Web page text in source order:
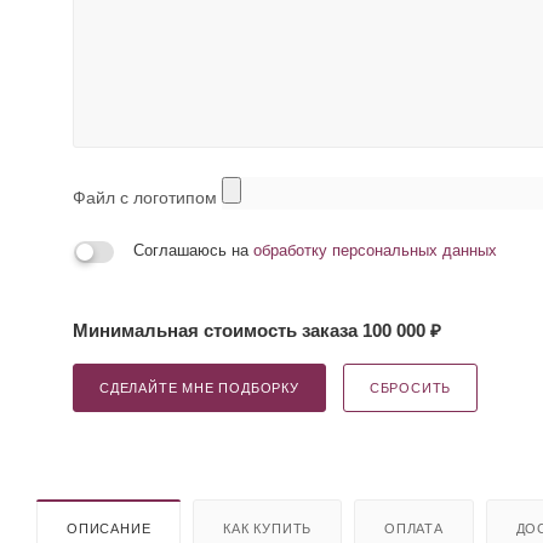
Файл с логотипом
Соглашаюсь на обработку персональных данных
Минимальная стоимость заказа 100 000 ₽
СДЕЛАЙТЕ МНЕ ПОДБОРКУ СБРОСИТЬ
ОПИСАНИЕ КАК КУПИТЬ ОПЛАТА